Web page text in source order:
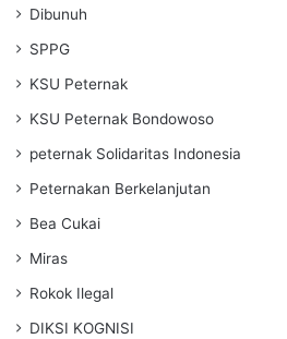
Dibunuh
SPPG
KSU Peternak
KSU Peternak Bondowoso
peternak Solidaritas Indonesia
Peternakan Berkelanjutan
Bea Cukai
Miras
Rokok Ilegal
DIKSI KOGNISI